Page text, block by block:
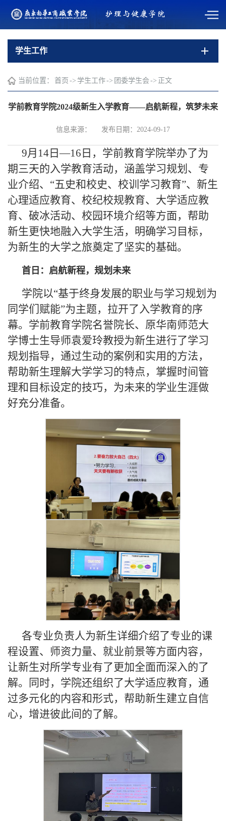
学生工作
当前位置： 首页 -> 学生工作-> 团委学生会-> 正文
学前教育学院2024级新生入学教育——启航新程，筑梦未来
信息来源： 发布日期：2024-09-17
9月14日—16日，学前教育学院举办了为
期三天的入学教育活动，涵盖学习规划、专
业介绍、“五史和校史、校训学习教育”、新生
心理适应教育、校纪校规教育、大学适应教
育、破冰活动、校园环境介绍等方面，帮助
新生更快地融入大学生活，明确学习目标，
为新生的大学之旅奠定了坚实的基础。
首日：启航新程，规划未来
学院以“基于终身发展的职业与学习规划为
同学们赋能”为主题，拉开了入学教育的序
幕。学前教育学院名誉院长、原华南师范大
学博士生导师袁爱玲教授为新生进行了学习
规划指导，通过生动的案例和实用的方法，
帮助新生理解大学学习的特点，掌握时间管
理和目标设定的技巧，为未来的学业生涯做
好充分准备。
各专业负责人为新生详细介绍了专业的课
程设置、师资力量、就业前景等方面内容，
让新生对所学专业有了更加全面而深入的了
解。同时，学院还组织了大学适应教育，通
过多元化的内容和形式，帮助新生建立自信
心，增进彼此间的了解。